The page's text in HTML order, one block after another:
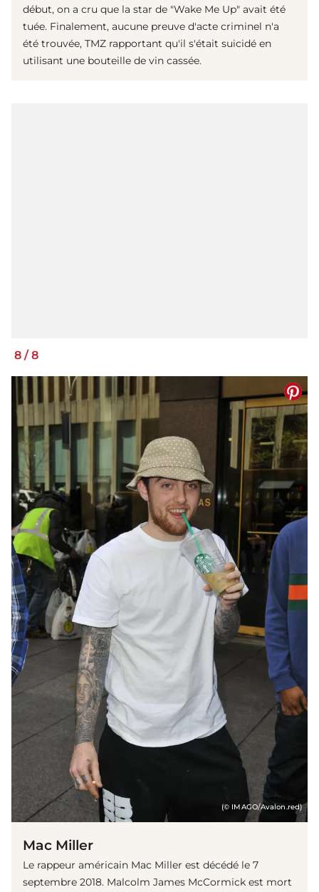
début, on a cru que la star de "Wake Me Up" avait été
tuée. Finalement, aucune preuve d'acte criminel n'a
été trouvée, TMZ rapportant qu'il s'était suicidé en
utilisant une bouteille de vin cassée.
8 /8
(© IMAGO/Avalon.red)
Mac Miller
Le rappeur américain Mac Miller est décédé le 7
septembre 2018. Malcolm James McCormick est mort